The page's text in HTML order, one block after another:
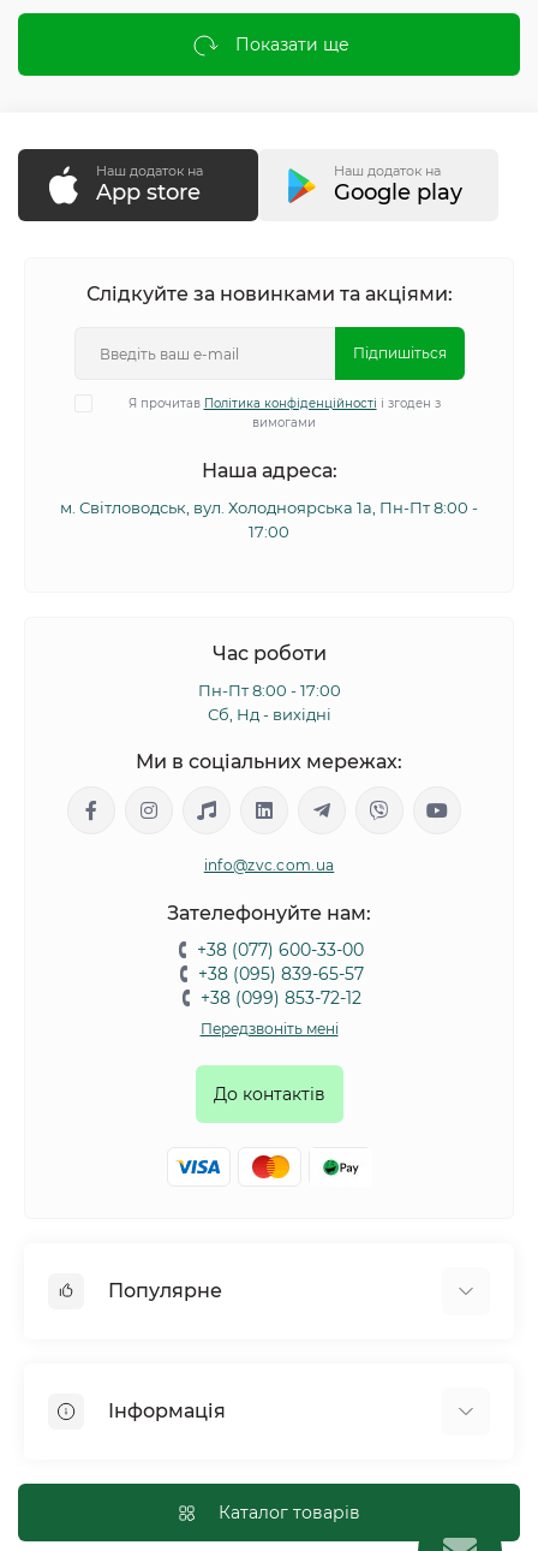
Показати ще
Наш додаток на
App store
Наш додаток на
Google play
Слідкуйте за новинками та акціями:
Підпишіться
Я прочитав Політика конфіденційності і згоден з
вимогами
Наша адреса:
м. Світловодськ, вул. Холодноярська 1а, Пн-Пт 8:00 -
17:00
Час роботи
Пн-Пт 8:00 - 17:00
Сб, Нд - вихідні
Ми в соціальних мережах:
info@zvc.com.ua
Зателефонуйте нам:
+38 (077) 600-33-00
+38 (095) 839-65-57
+38 (099) 853-72-12
Передзвоніть мені
До контактів
Популярне
Птахи
Рептилії
Сільськогосподарські тварини та птахи
Інформація
Оплата і доставка
Політика конфіденційності
Каталог товарів